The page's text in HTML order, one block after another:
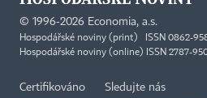
© 1996-2026 Economia, a.s.
Hospodářské noviny (print) ISSN 0862-
Hospodářské noviny (online) ISSN 2787-
Certifikováno Sledujte nás